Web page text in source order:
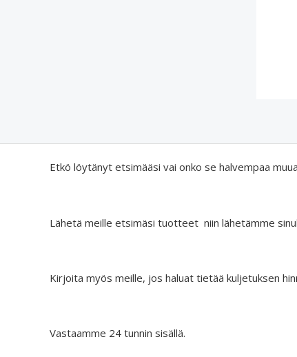
Etkö löytänyt etsimääsi vai onko se halvempaa
Lähetä meille etsimäsi tuotteet niin lähetämme
Kirjoita myös meille, jos haluat tietää kuljetuksen
Vastaamme 24 tunnin sisällä.